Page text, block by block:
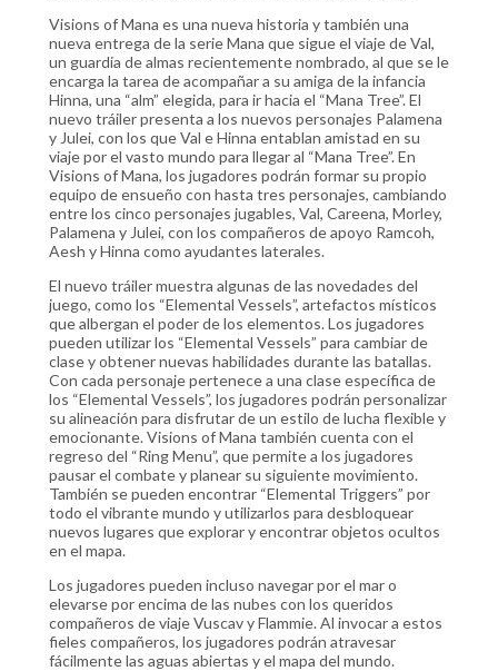
Visions of Mana es una nueva historia y también una
nueva entrega de la serie Mana que sigue el viaje de Val,
un guardia de almas recientemente nombrado, al que se le
encarga la tarea de acompañar a su amiga de la infancia
Hinna, una “alm” elegida, para ir hacia el “Mana Tree”. El
nuevo tráiler presenta a los nuevos personajes Palamena
y Julei, con los que Val e Hinna entablan amistad en su
viaje por el vasto mundo para llegar al “Mana Tree”. En
Visions of Mana, los jugadores podrán formar su propio
equipo de ensueño con hasta tres personajes, cambiando
entre los cinco personajes jugables, Val, Careena, Morley,
Palamena y Julei, con los compañeros de apoyo Ramcoh,
Aesh y Hinna como ayudantes laterales.
El nuevo tráiler muestra algunas de las novedades del
juego, como los “Elemental Vessels”, artefactos místicos
que albergan el poder de los elementos. Los jugadores
pueden utilizar los “Elemental Vessels” para cambiar de
clase y obtener nuevas habilidades durante las batallas.
Con cada personaje pertenece a una clase específica de
los “Elemental Vessels”, los jugadores podrán personalizar
su alineación para disfrutar de un estilo de lucha flexible y
emocionante. Visions of Mana también cuenta con el
regreso del “Ring Menu”, que permite a los jugadores
pausar el combate y planear su siguiente movimiento.
También se pueden encontrar “Elemental Triggers” por
todo el vibrante mundo y utilizarlos para desbloquear
nuevos lugares que explorar y encontrar objetos ocultos
en el mapa.
Los jugadores pueden incluso navegar por el mar o
elevarse por encima de las nubes con los queridos
compañeros de viaje Vuscav y Flammie. Al invocar a estos
fieles compañeros, los jugadores podrán atravesar
fácilmente las aguas abiertas y el mapa del mundo.